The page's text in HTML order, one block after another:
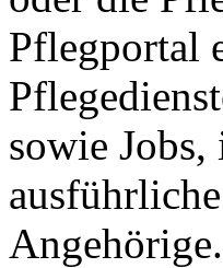
Pflegportal
sowie
Angehörige.